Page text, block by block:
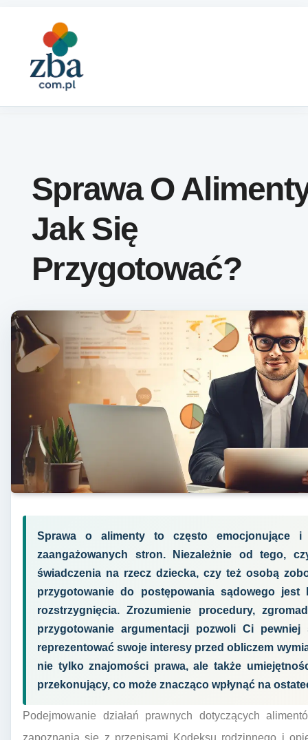
Sprawa O
Jak Się
Przygotować?
Sprawa o alimenty to często emocjonujące i
zaangażowanych stron. Niezależnie od tego,
świadczenia na rzecz dziecka, czy też osobą
przygotowanie do postępowania sądowego
rozstrzygnięcia. Zrozumienie procedury,
przygotowanie argumentacji pozwoli Ci
reprezentować swoje interesy przed obliczem
nie tylko znajomości prawa, ale także
przekonujący, co może znacząco wpłynąć na
Podejmowanie działań prawnych dotyczących
zapoznania się z przepisami Kodeksu rodzinnego i